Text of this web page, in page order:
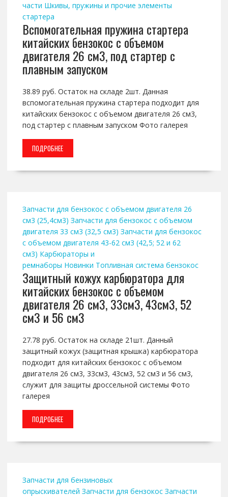
части Шкивы, пружины и прочие элементы
стартера
Вспомогательная пружина стартера
китайских бензокос с объемом
двигателя 26 см3, под стартер с
плавным запуском
38.89 руб. Остаток на складе 2шт. Данная
вспомогательная пружина стартера подходит для
китайских бензокос с объемом двигателя 26 см3,
под стартер с плавным запуском Фото галерея
ПОДРОБНЕЕ
Запчасти для бензокос с объемом двигателя 26
см3 (25,4см3) Запчасти для бензокос с объемом
двигателя 33 см3 (32,5 см3) Запчасти для бензокос
с объемом двигателя 43-62 см3 (42,5; 52 и 62
см3) Карбюраторы и
ремнаборы Новинки Топливная система бензокос
Защитный кожух карбюратора для
китайских бензокос с объемом
двигателя 26 см3, 33см3, 43см3, 52
см3 и 56 см3
27.78 руб. Остаток на складе 21шт. Данный
защитный кожух (защитная крышка) карбюратора
подходит для китайских бензокос с объемом
двигателя 26 см3, 33см3, 43см3, 52 см3 и 56 см3,
служит для защиты дроссельной системы Фото
галерея
ПОДРОБНЕЕ
Запчасти для бензиновых
опрыскивателей Запчасти для бензокос Запчасти